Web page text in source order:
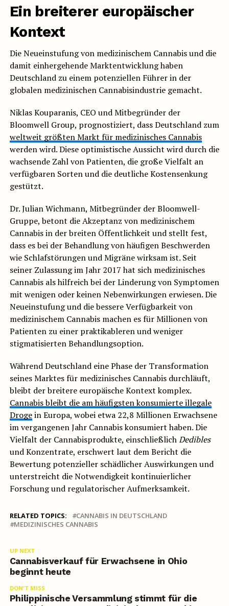
Ein breiterer europäischer
Kontext
Die Neueinstufung von medizinischem Cannabis und die
damit einhergehende Marktentwicklung haben
Deutschland zu einem potenziellen Führer in der
globalen medizinischen Cannabisindustrie gemacht.
Niklas Kouparanis, CEO und Mitbegründer der
Bloomwell Group, prognostiziert, dass Deutschland zum
weltweit größten Markt für medizinisches Cannabis
werden wird. Diese optimistische Aussicht wird durch die
wachsende Zahl von Patienten, die große Vielfalt an
verfügbaren Sorten und die deutliche Kostensenkung
gestützt.
Dr. Julian Wichmann, Mitbegründer der Bloomwell-
Gruppe, betont die Akzeptanz von medizinischem
Cannabis in der breiten Öffentlichkeit und stellt fest,
dass es bei der Behandlung von häufigen Beschwerden
wie Schlafstörungen und Migräne wirksam ist. Seit
seiner Zulassung im Jahr 2017 hat sich medizinisches
Cannabis als hilfreich bei der Linderung von Symptomen
mit wenigen oder keinen Nebenwirkungen erwiesen. Die
Neueinstufung und die bessere Verfügbarkeit von
medizinischem Cannabis machen es für Millionen von
Patienten zu einer praktikableren und weniger
stigmatisierten Behandlungsoption.
Während Deutschland eine Phase der Transformation
seines Marktes für medizinisches Cannabis durchläuft,
bleibt der breitere europäische Kontext komplex.
Cannabis bleibt die am häufigsten konsumierte illegale
Drogein Europa, wobei etwa 22,8 Millionen Erwachsene
im vergangenen Jahr Cannabis konsumiert haben. Die
Vielfalt der Cannabisprodukte, einschließlichDedibles
und Konzentrate, erschwert laut dem Bericht die
Bewertung potenzieller schädlicher Auswirkungen und
unterstreicht die Notwendigkeit kontinuierlicher
Forschung und regulatorischer Aufmerksamkeit.
RELATED TOPICS:
CANNABIS IN DEUTSCHLAND
MEDIZINISCHES CANNABIS
UP NEXT
Cannabisverkauf für Erwachsene in Ohio
beginnt heute
DON'T MISS
Philippinische Versammlung stimmt für die